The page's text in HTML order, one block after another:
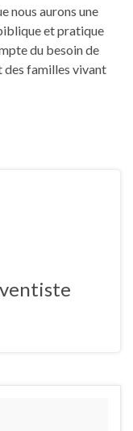
nous aurons une
et pratique
du besoin de
des familles vivant